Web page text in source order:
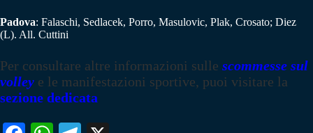
Padova: Falaschi, Sedlacek, Porro, Masulovic, Plak, Crosato; Diez
(L). All. Cuttini
Per consultare altre informazioni sulle scommesse sul
volley e le manifestazioni sportive, puoi visitare la
sezione dedicata